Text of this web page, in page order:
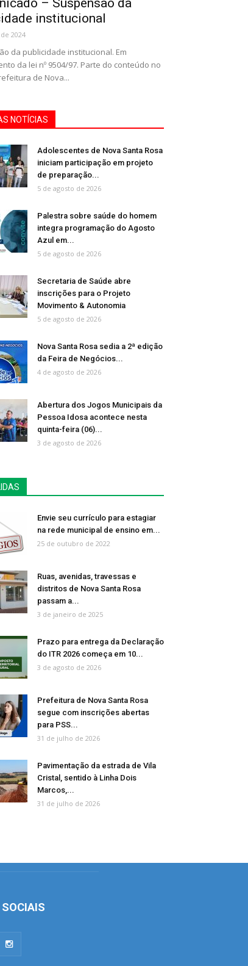
– Suspensão da
institucional
2024
da publicidade institucional. Em
da lei nº 9504/97. Parte do conteúdo no
de Nova...
NOTÍCIAS
Adolescentes de Nova Santa Rosa
iniciam participação em projeto
de preparação...
5 de agosto de 2026
Palestra sobre saúde do homem
integra programação do Agosto
Azul em...
5 de agosto de 2026
Secretaria de Saúde abre
inscrições para o Projeto
Movimento & Autonomia
5 de agosto de 2026
Nova Santa Rosa sedia a 2ª edição
da Feira de Negócios...
4 de agosto de 2026
Abertura dos Jogos Municipais da
Pessoa Idosa acontece nesta
quinta-feira (06)...
3 de agosto de 2026
Envie seu currículo para estagiar
na rede municipal de ensino em...
25 de outubro de 2022
Ruas, avenidas, travessas e
distritos de Nova Santa Rosa
passam a...
3 de janeiro de 2025
Prazo para entrega da Declaração
do ITR 2026 começa em 10...
3 de agosto de 2026
Prefeitura de Nova Santa Rosa
segue com inscrições abertas
para PSS...
31 de julho de 2026
Pavimentação da estrada de Vila
Cristal, sentido à Linha Dois
Marcos,...
31 de julho de 2026
SOCIAIS